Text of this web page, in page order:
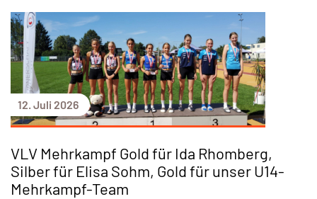
12. Juli 2026
VLV Mehrkampf Gold für Ida Rhomberg,
Silber für Elisa Sohm, Gold für unser U14-
Mehrkampf-Team